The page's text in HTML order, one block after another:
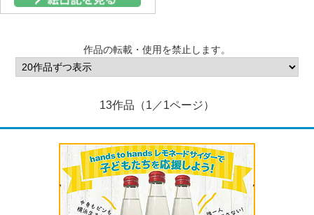
作品の転載・使用を禁止します。
13作品（1／1ページ）